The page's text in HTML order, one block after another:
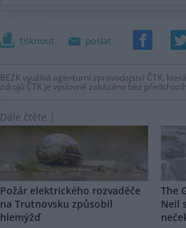
tisknout poslat
BEZK využívá agenturní zpravodajství ČTK,
zdrojů ČTK je výslovně zakázáno bez
Dále čtěte |
Požár elektrického rozvaděče
na Trutnovsku způsobil
hlemýžď
The
Neil